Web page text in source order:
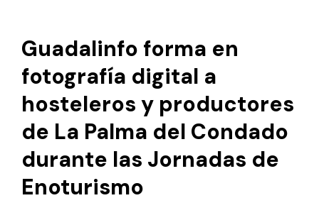
Guadalinfo forma en
fotografía digital a
hosteleros y productores
de La Palma del Condado
durante las Jornadas de
Enoturismo